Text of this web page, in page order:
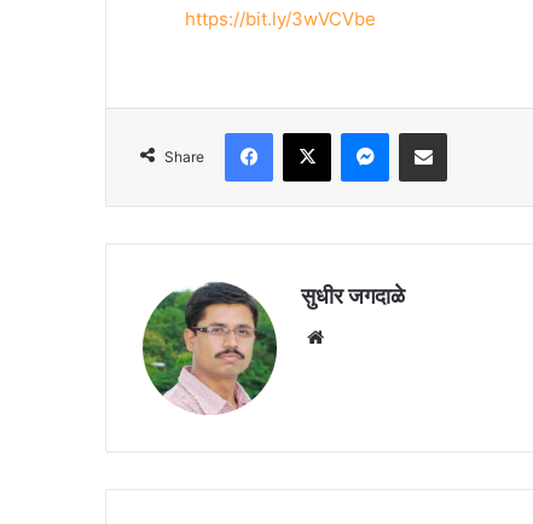
https://bit.ly/3wVCVbe
Share
Facebook
X Messenger
Share via Email
सुधीर जगदाळे